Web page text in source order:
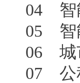
04 智
05 智
06 城
07 公